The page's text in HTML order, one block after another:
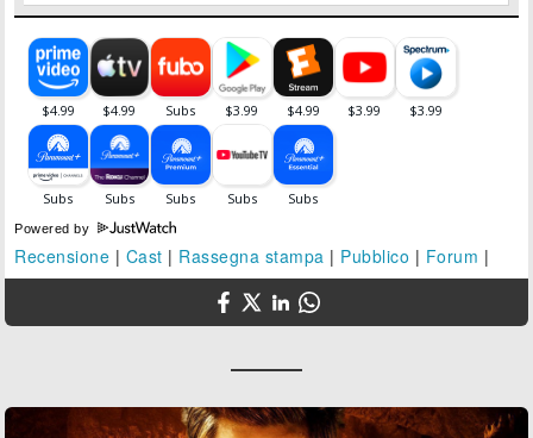
Powered by
Recensione | Cast | Rassegna stampa | Pubblico | Forum |